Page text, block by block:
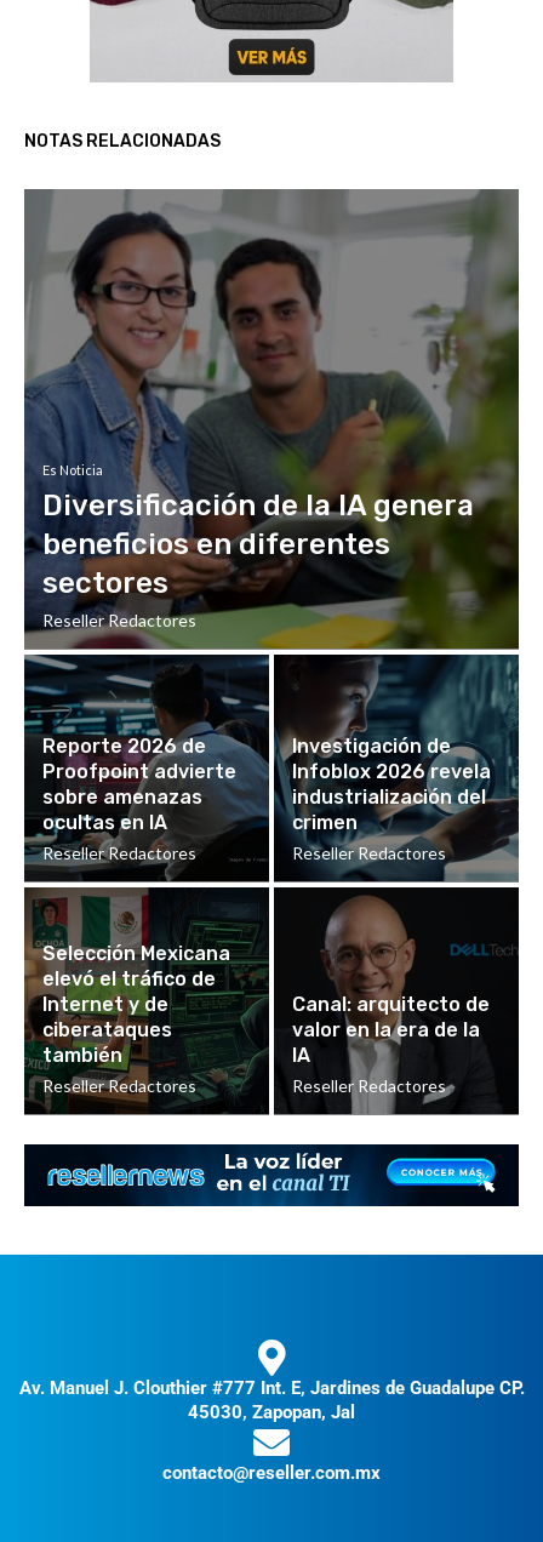
NOTAS RELACIONADAS
Es Noticia
Diversificación de la IA genera
beneficios en diferentes
sectores
Reseller Redactores
Reporte 2026 de
Proofpoint advierte
sobre amenazas
ocultas en IA
Reseller Redactores
Investigación de
Infoblox 2026 revela
industrialización del
crimen
Reseller Redactores
Selección Mexicana
elevó el tráfico de
Internet y de
ciberataques
también
Reseller Redactores
Canal: arquitecto de
valor en la era de la
IA
Reseller Redactores
Av. Manuel J. Clouthier #777 Int. E, Jardines de Guadalupe CP.
45030, Zapopan, Jal
contacto@reseller.com.mx